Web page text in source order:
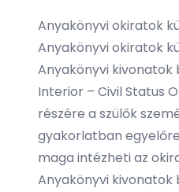
Anyakönyvi okiratok
Anyakönyvi okiratok
Anyakönyvi
Interior – Civil Status
részére a szülők
gyakorlatban
maga intézheti az
Anyakönyvi kivonatok